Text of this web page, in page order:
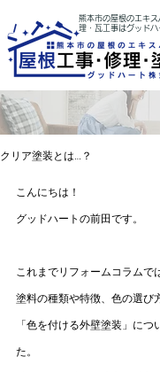
熊本市の屋根のエキ
理・瓦工事はグッド
クリア塗装とは…？
こんにちは！
グッドハートの前田です。
これまでリフォームコラムで
塗料の種類や特徴、色の選び
「色を付ける外壁塗装」につ
た。